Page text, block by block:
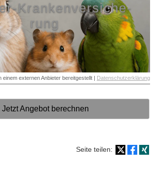
Kranken­ver­si­che­
rung
einem externen Anbieter bereitgestellt | Datenschutzerklärung
Jetzt Angebot berechnen
Seite teilen: